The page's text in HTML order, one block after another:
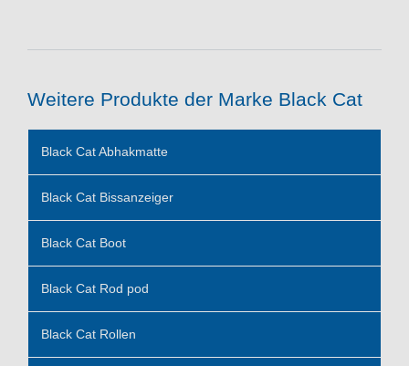
Weitere Produkte der Marke Black Cat
Black Cat Abhakmatte
Black Cat Bissanzeiger
Black Cat Boot
Black Cat Rod pod
Black Cat Rollen